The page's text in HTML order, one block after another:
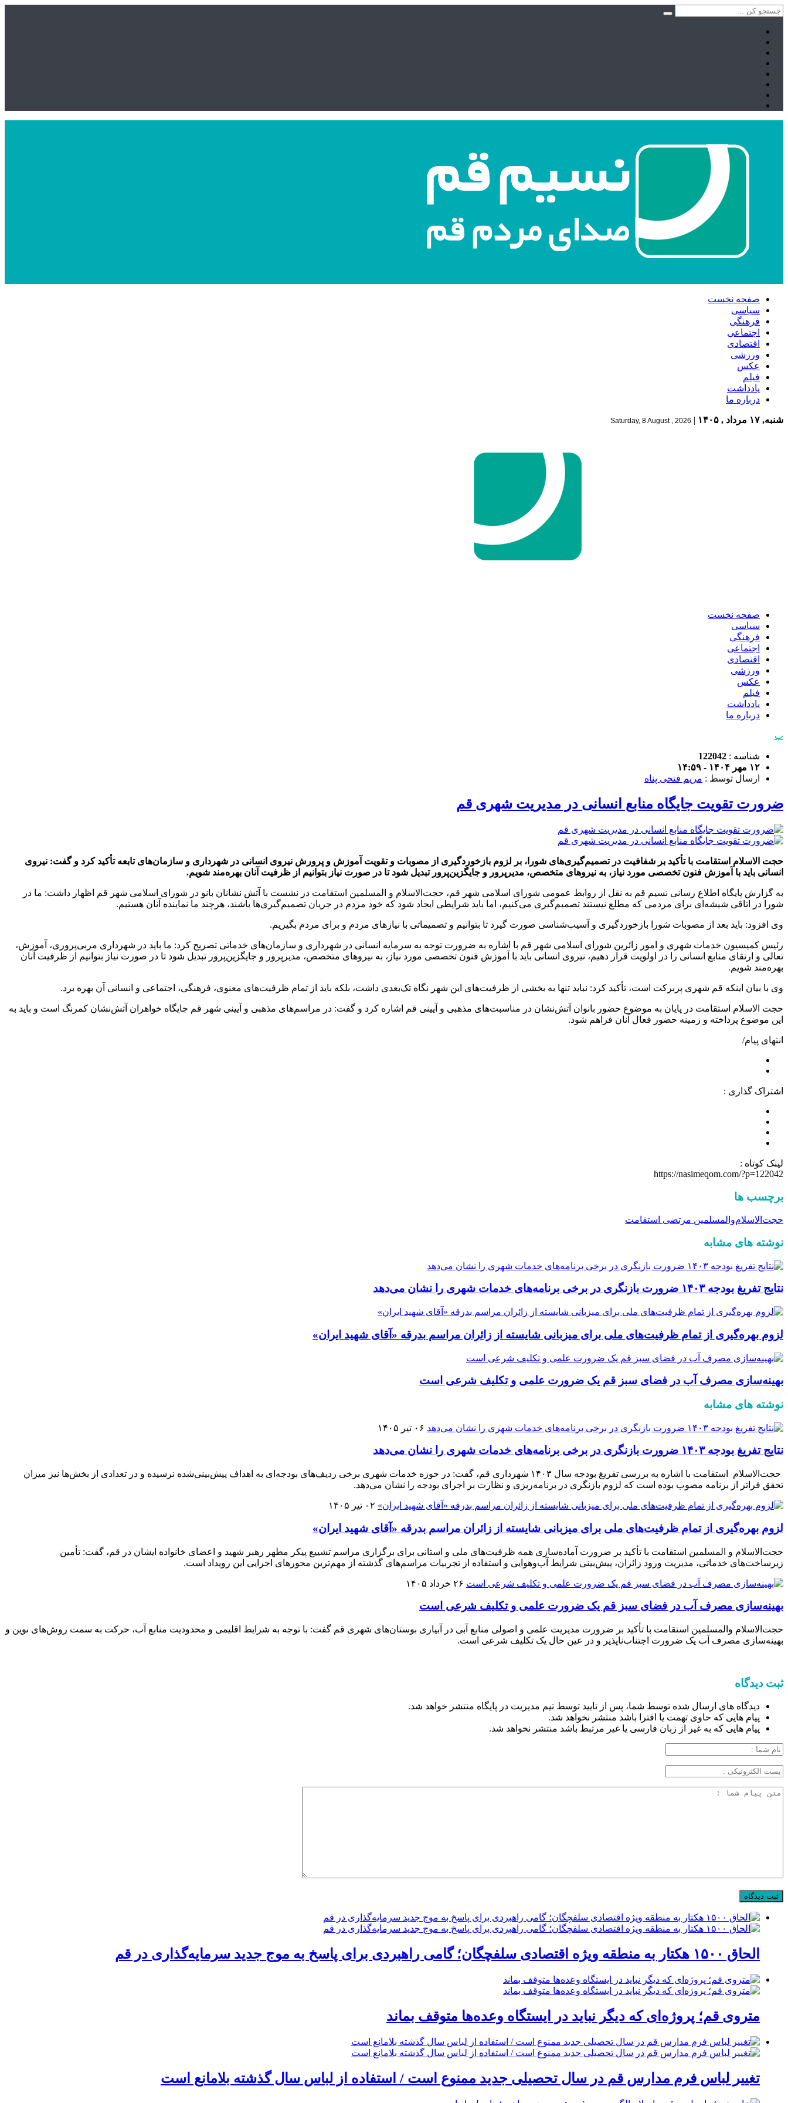
صفحه نخست
سیاسی
فرهنگی
اجتماعی
اقتصادی
ورزشی
عکس
فیلم
یادداشت
درباره ما
شنبه, ۱۷ مرداد , ۱۴۰۵ |
Saturday, 8 August , 2026
صفحه نخست
سیاسی
فرهنگی
اجتماعی
اقتصادی
ورزشی
عکس
فیلم
یادداشت
درباره ما
پ
شناسه : 122042
۱۲ مهر ۱۴۰۴ - ۱۴:۵۹
ارسال توسط : مریم فتحی پناه
ضرورت تقویت جایگاه منابع انسانی در مدیریت شهری قم
حجت الاسلام استقامت با تأکید بر شفافیت در تصمیم‌گیری‌های شورا، بر لزوم بازخوردگیری از مصوبات و تقویت آموزش و پرورش نیروی انسانی در شهرداری و سازمان‌های تابعه تأکید کرد و گفت: نیروی
انسانی باید با آموزش فنون تخصصی مورد نیاز، به نیروهای متخصص، مدیرپرور و جایگزین‌پرور تبدیل شود تا در صورت نیاز بتوانیم از ظرفیت آنان بهره‌مند شویم.
به گزارش پایگاه اطلاع رسانی نسیم قم به نقل از روابط عمومی شورای اسلامی شهر قم، حجت‌الاسلام و المسلمین استقامت در نشست با آتش نشانان بانو در شورای اسلامی شهر قم اظهار داشت: ما در
شورا در اتاقی شیشه‌ای برای مردمی که مطلع نیستند تصمیم‌گیری می‌کنیم، اما باید شرایطی ایجاد شود که خود مردم در جریان تصمیم‌گیری‌ها باشند، هرچند ما نماینده آنان هستیم.
وی افزود: باید بعد از مصوبات شورا بازخوردگیری و آسیب‌شناسی صورت گیرد تا بتوانیم و تصمیماتی با نیازهای مردم و برای مردم بگیریم.
رئیس کمیسیون خدمات شهری و امور زائرین شورای اسلامی شهر قم با اشاره به ضرورت توجه به سرمایه انسانی در شهرداری و سازمان‌های خدماتی تصریح کرد: ما باید در شهرداری مربی‌پروری، آموزش،
تعالی و ارتقای منابع انسانی را در اولویت قرار دهیم، نیروی انسانی باید با آموزش فنون تخصصی مورد نیاز، به نیروهای متخصص، مدیرپرور و جایگزین‌پرور تبدیل شود تا در صورت نیاز بتوانیم از ظرفیت آنان
بهره‌مند شویم.
وی با بیان اینکه قم شهری پربرکت است، تأکید کرد: نباید تنها به بخشی از ظرفیت‌های این شهر نگاه تک‌بعدی داشت، بلکه باید از تمام ظرفیت‌های معنوی، فرهنگی، اجتماعی و انسانی آن بهره برد.
حجت الاسلام استقامت در پایان به موضوع حضور بانوان آتش‌نشان در مناسبت‌های مذهبی و آیینی قم اشاره کرد و گفت: در مراسم‌های مذهبی و آیینی شهر قم جایگاه خواهران آتش‌نشان کمرنگ است و باید به
این موضوع پرداخته و زمینه حضور فعال آنان فراهم شود.
انتهای پیام/
اشتراک گذاری :
لینک کوتاه :
https://nasimeqom.com/?p=122042
برچسب ها
حجت‌الاسلام‌والمسلمین مرتضی استقامت
نوشته های مشابه
نتایج تفریغ بودجه ۱۴۰۳ ضرورت بازنگری در برخی برنامه‌های خدمات شهری را نشان می‌دهد
لزوم بهره‌گیری از تمام ظرفیت‌های ملی برای میزبانی شایسته از زائران مراسم بدرقه «آقای شهید ایران»
بهینه‌سازی مصرف آب در فضای سبز قم یک ضرورت علمی و تکلیف شرعی است
نوشته های مشابه
۰۶ تیر ۱۴۰۵
نتایج تفریغ بودجه ۱۴۰۳ ضرورت بازنگری در برخی برنامه‌های خدمات شهری را نشان می‌دهد
حجت‌الاسلام استقامت با اشاره به بررسی تفریغ بودجه سال ۱۴۰۳ شهرداری قم، گفت: در حوزه خدمات شهری برخی ردیف‌های بودجه‌ای به اهداف پیش‌بینی‌شده نرسیده و در تعدادی از بخش‌ها نیز میزان
تحقق فراتر از برنامه مصوب بوده است که لزوم بازنگری در برنامه‌ریزی و نظارت بر اجرای بودجه را نشان می‌دهد.
۰۲ تیر ۱۴۰۵
لزوم بهره‌گیری از تمام ظرفیت‌های ملی برای میزبانی شایسته از زائران مراسم بدرقه «آقای شهید ایران»
حجت‌الاسلام و المسلمین استقامت با تأکید بر ضرورت آماده‌سازی همه ظرفیت‌های ملی و استانی برای برگزاری مراسم تشییع پیکر مطهر رهبر شهید و اعضای خانواده ایشان در قم، گفت: تأمین
زیرساخت‌های خدماتی، مدیریت ورود زائران، پیش‌بینی شرایط آب‌وهوایی و استفاده از تجربیات مراسم‌های گذشته از مهم‌ترین محورهای اجرایی این رویداد است.
۲۶ خرداد ۱۴۰۵
بهینه‌سازی مصرف آب در فضای سبز قم یک ضرورت علمی و تکلیف شرعی است
حجت‌الاسلام والمسلمین استقامت با تأکید بر ضرورت مدیریت علمی و اصولی منابع آبی در آبیاری بوستان‌های شهری قم گفت: با توجه به شرایط اقلیمی و محدودیت منابع آب، حرکت به سمت روش‌های نوین و
بهینه‌سازی مصرف آب یک ضرورت اجتناب‌ناپذیر و در عین حال یک تکلیف شرعی است.
ثبت دیدگاه
دیدگاه های ارسال شده توسط شما، پس از تایید توسط تیم مدیریت در پایگاه منتشر خواهد شد.
پیام هایی که حاوی تهمت یا افترا باشد منتشر نخواهد شد.
پیام هایی که به غیر از زبان فارسی یا غیر مرتبط باشد منتشر نخواهد شد.
الحاق ۱۵۰۰ هکتار به منطقه ویژه اقتصادی سلفچگان؛ گامی راهبردی برای پاسخ به موج جدید سرمایه‌گذاری در قم
متروی قم؛ پروژه‌ای که دیگر نباید در ایستگاه وعده‌ها متوقف بماند
تغییر لباس فرم مدارس قم در سال تحصیلی جدید ممنوع است / استفاده از لباس سال گذشته بلامانع است